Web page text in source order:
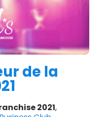
de la
2021,